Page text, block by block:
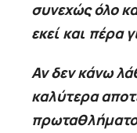
συνεχώς όλο
εκεί και πέρα
Αν δεν κάνω
καλύτερα